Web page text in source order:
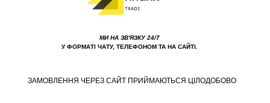
МИ НА ЗВ'ЯЗКУ 24/7
У ФОРМАТІ ЧАТУ, ТЕЛЕФОНОМ ТА НА САЙТІ.
ЗАМОВЛЕННЯ ЧЕРЕЗ САЙТ ПРИЙМАЮТЬСЯ ЦІЛОДОБОВО